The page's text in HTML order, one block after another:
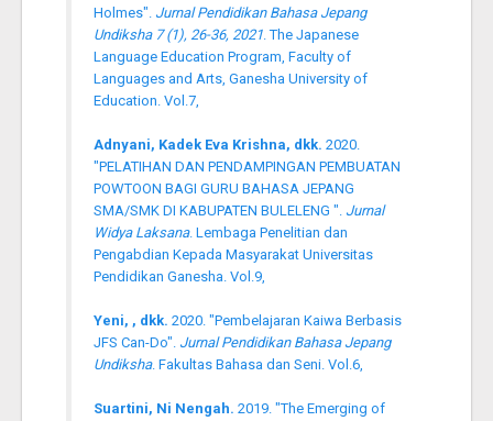
Holmes". Jurnal Pendidikan Bahasa Jepang
Undiksha 7 (1), 26-36, 2021. The Japanese
Language Education Program, Faculty of
Languages and Arts, Ganesha University of
Education. Vol.7,
Adnyani, Kadek Eva Krishna, dkk. 2020.
"PELATIHAN DAN PENDAMPINGAN PEMBUATAN
POWTOON BAGI GURU BAHASA JEPANG
SMA/SMK DI KABUPATEN BULELENG ". Jurnal
Widya Laksana. Lembaga Penelitian dan
Pengabdian Kepada Masyarakat Universitas
Pendidikan Ganesha. Vol.9,
Yeni, , dkk. 2020. "Pembelajaran Kaiwa Berbasis
JFS Can-Do". Jurnal Pendidikan Bahasa Jepang
Undiksha. Fakultas Bahasa dan Seni. Vol.6,
Suartini, Ni Nengah. 2019. "The Emerging of